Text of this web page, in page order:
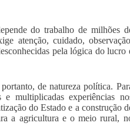
do trabalho de milhões
atenção, cuidado,
pela lógica do lucro
de natureza política.
e multiplicadas experiências
do Estado e a construção
a agricultura e o meio rural,